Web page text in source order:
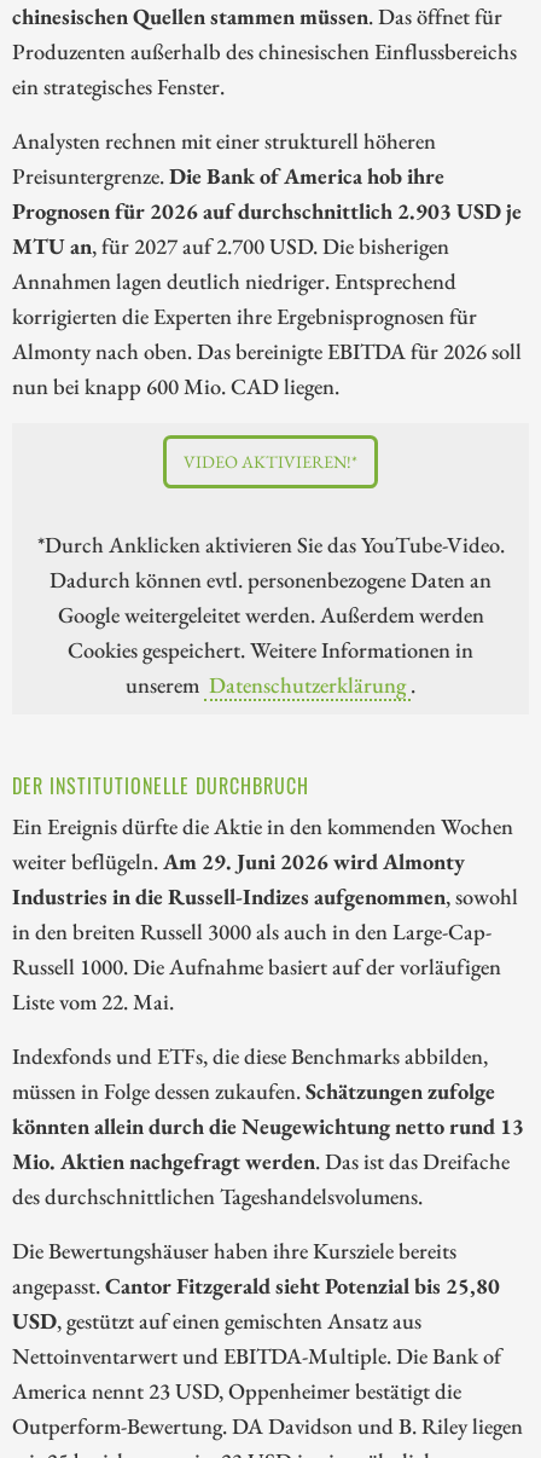
chinesischen Quellen stammen müssen. Das öffnet für
Produzenten außerhalb des chinesischen Einflussbereichs
ein strategisches Fenster.
Analysten rechnen mit einer strukturell höheren
Preisuntergrenze.Die Bank of America hob ihre
Prognosen für 2026 auf durchschnittlich 2.903 USD je
MTU an, für 2027 auf 2.700 USD. Die bisherigen
Annahmen lagen deutlich niedriger. Entsprechend
korrigierten die Experten ihre Ergebnisprognosen für
Almonty nach oben. Das bereinigte EBITDA für 2026 soll
nun bei knapp 600 Mio. CAD liegen.
VIDEO AKTIVIEREN!*
*Durch Anklicken aktivieren Sie das YouTube-Video.
Dadurch können evtl. personenbezogene Daten an
Google weitergeleitet werden. Außerdem werden
Cookies gespeichert. Weitere Informationen in
unserem Datenschutzerklärung .
DER INSTITUTIONELLE DURCHBRUCH
Ein Ereignis dürfte die Aktie in den kommenden Wochen
weiter beflügeln.Am 29. Juni 2026 wird Almonty
Industries in die Russell-Indizes aufgenommen, sowohl
in den breiten Russell 3000 als auch in den Large-Cap-
Russell 1000. Die Aufnahme basiert auf der vorläufigen
Liste vom 22. Mai.
Indexfonds und ETFs, die diese Benchmarks abbilden,
müssen in Folge dessen zukaufen.Schätzungen zufolge
könnten allein durch die Neugewichtung netto rund 13
Mio. Aktien nachgefragt werden. Das ist das Dreifache
des durchschnittlichen Tageshandelsvolumens.
Die Bewertungshäuser haben ihre Kursziele bereits
angepasst.Cantor Fitzgerald sieht Potenzial bis 25,80
USD, gestützt auf einen gemischten Ansatz aus
Nettoinventarwert und EBITDA-Multiple. Die Bank of
America nennt 23 USD, Oppenheimer bestätigt die
Outperform-Bewertung. DA Davidson und B. Riley liegen